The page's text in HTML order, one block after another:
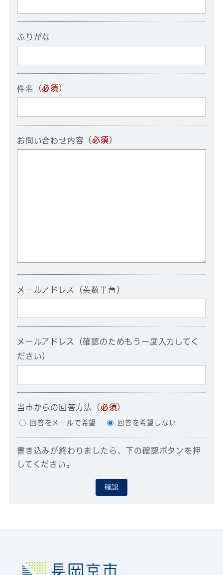
ふりがな
件名 （必須 ）
お問い合わせ内容 （必須 ）
メールアドレス（英数半角）
メールアドレス（確認のためもう一度入力してく
ださい）
当市からの回答方法 （必須）
回答をメールで希望 回答を希望しない
書き込みが終わりましたら、下の確認ボタンを押
してください。
確認